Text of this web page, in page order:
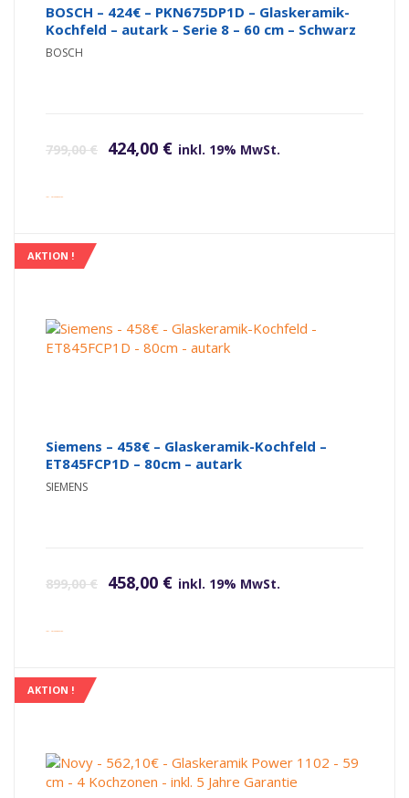
BOSCH – 424€ – PKN675DP1D – Glaskeramik-
Kochfeld – autark – Serie 8 – 60 cm – Schwarz
BOSCH
799,00€ 424,00 € inkl. 19% MwSt.
AKTION !
Siemens – 458€ – Glaskeramik-Kochfeld –
ET845FCP1D – 80cm – autark
SIEMENS
899,00€ 458,00 € inkl. 19% MwSt.
inkl. Versandkosten
AKTION !